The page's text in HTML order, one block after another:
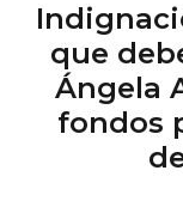
que
Ángela
fondos